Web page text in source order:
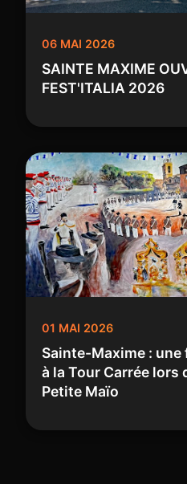
06 MAI 2026
SAINTE MAXIME
FEST'ITALIA 2026
01 MAI 2026
Sainte-Maxime :
à la Tour Carrée lors
Petite Maïo